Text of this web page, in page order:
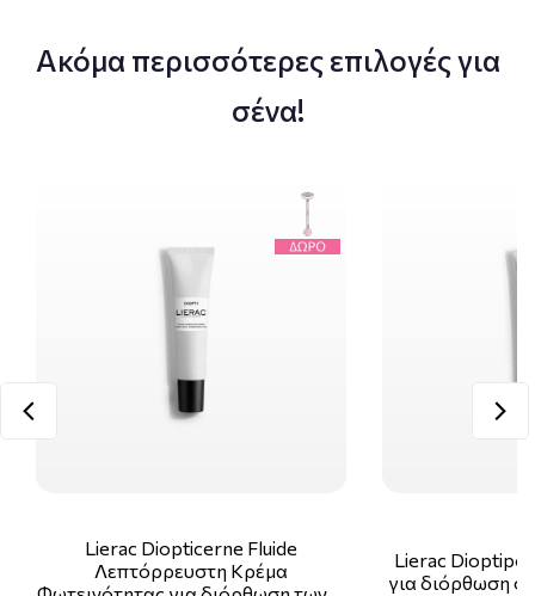
Ακόμα περισσότερες επιλογές για
σένα!
Lierac Diopticerne Fluide
Λεπτόρρευστη Κρέμα
Lierac
για διόρθωση